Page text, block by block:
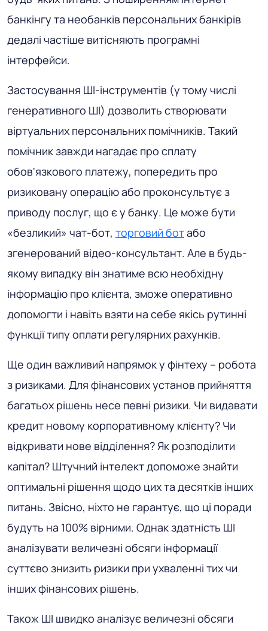
банкінгу та необанків персональних банкірів
дедалі частіше витісняють програмні
інтерфейси.
Застосування ШІ-інструментів (у тому числі
генеративного ШІ) дозволить створювати
віртуальних персональних помічників. Такий
помічник завжди нагадає про сплату
обов'язкового платежу, попередить про
ризиковану операцію або проконсультує з
приводу послуг, що є у банку. Це може бути
«безликий» чат-бот, торговий ботабо
згенерований відео-консультант. Але в будь-
якому випадку він знатиме всю необхідну
інформацію про клієнта, зможе оперативно
допомогти і навіть взяти на себе якісь рутинні
функції типу оплати регулярних рахунків.
Ще один важливий напрямок у фінтеху – робота
з ризиками. Для фінансових установ прийняття
багатьох рішень несе певні ризики. Чи видавати
кредит новому корпоративному клієнту? Чи
відкривати нове відділення? Як розподілити
капітал? Штучний інтелект допоможе знайти
оптимальні рішення щодо цих та десятків інших
питань. Звісно, ​​ніхто не гарантує, що ці поради
будуть на 100% вірними. Однак здатність ШІ
аналізувати величезні обсяги інформації
суттєво знизить ризики при ухваленні тих чи
інших фінансових рішень.
Також ШІ швидко аналізує величезні обсяги